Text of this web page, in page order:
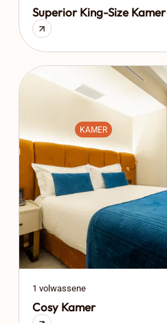
Superior King-Size Kamer
KAMER
1 volwassene
Cosy Kamer